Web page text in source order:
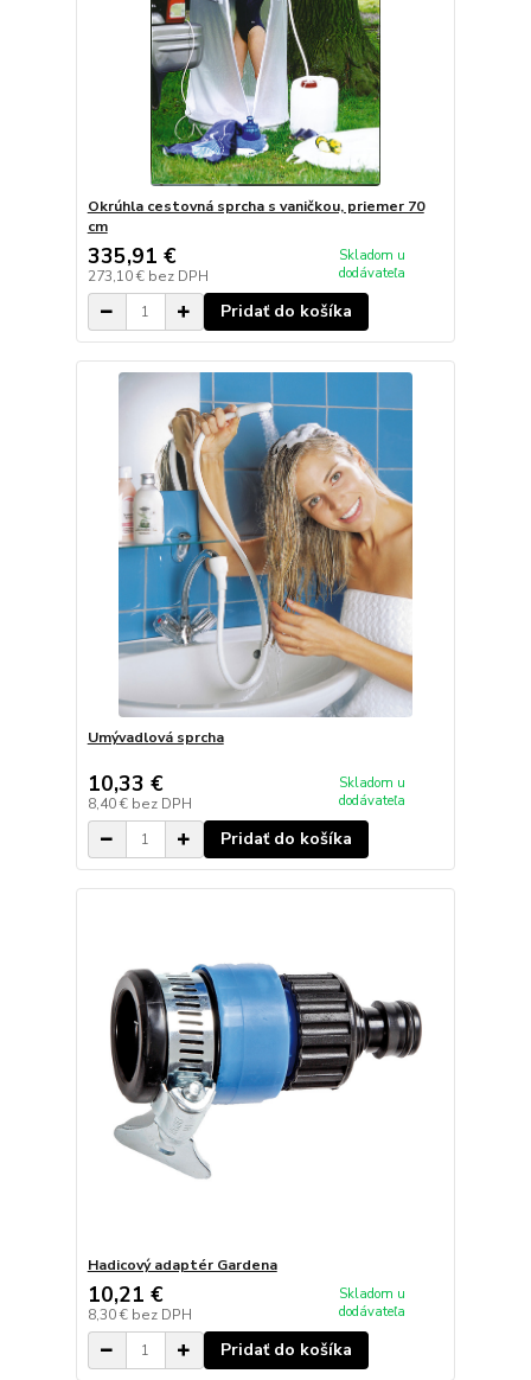
Okrúhla cestovná sprcha s vaničkou, priemer 70
cm
335,91 €
273,10 € bez DPH
Skladom u
dodávateľa
Pridať do košíka
Umývadlová sprcha
10,33 €
8,40 € bez DPH
Skladom u
dodávateľa
Pridať do košíka
Hadicový adaptér Gardena
10,21 €
8,30 € bez DPH
Skladom u
dodávateľa
Pridať do košíka